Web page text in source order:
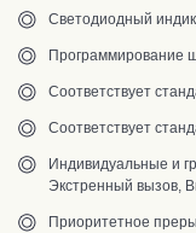
Светодиодный
Программирование
Соответствует
Соответствует
Индивидуальные и
Экстренный вызов,
Приоритетное